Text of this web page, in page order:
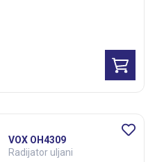
VOX OH4309
Radijator uljani